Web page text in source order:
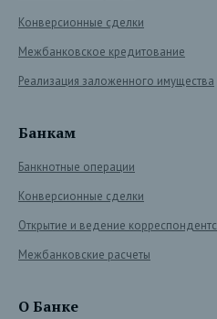
Конверсионные сделки
Межбанковское кредитование
Реализация заложенного имущества
Банкам
Банкнотные операции
Конверсионные сделки
Открытие и ведение
Межбанковские расчеты
О Банке